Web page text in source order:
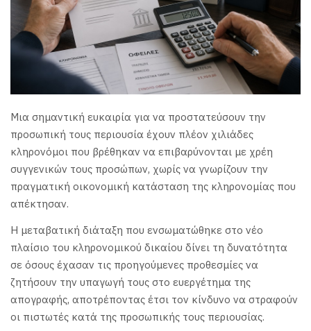
Μια σημαντική ευκαιρία για να προστατεύσουν την
προσωπική τους περιουσία έχουν πλέον χιλιάδες
κληρονόμοι που βρέθηκαν να επιβαρύνονται με χρέη
συγγενικών τους προσώπων, χωρίς να γνωρίζουν την
πραγματική οικονομική κατάσταση της κληρονομίας που
απέκτησαν.
Η μεταβατική διάταξη που ενσωματώθηκε στο νέο
πλαίσιο του κληρονομικού δικαίου δίνει τη δυνατότητα
σε όσους έχασαν τις προηγούμενες προθεσμίες να
ζητήσουν την υπαγωγή τους στο ευεργέτημα της
απογραφής, αποτρέποντας έτσι τον κίνδυνο να στραφούν
οι πιστωτές κατά της προσωπικής τους περιουσίας.